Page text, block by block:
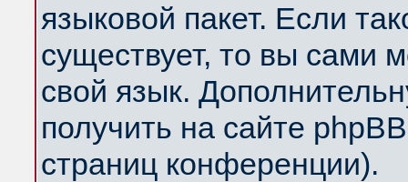
языковой пакет. Если
существует, то вы сами
свой язык.
получить на сайте
страниц конференции).